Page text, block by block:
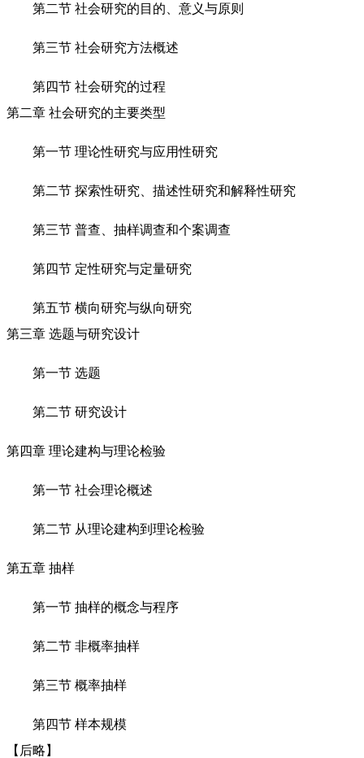
第二节 社会研究的目的、意义与原则
第三节 社会研究方法概述
第四节 社会研究的过程
第二章 社会研究的主要类型
第一节 理论性研究与应用性研究
第二节 探索性研究、描述性研究和解释性研究
第三节 普查、抽样调查和个案调查
第四节 定性研究与定量研究
第五节 横向研究与纵向研究
第三章 选题与研究设计
第一节 选题
第二节 研究设计
第四章 理论建构与理论检验
第一节 社会理论概述
第二节 从理论建构到理论检验
第五章 抽样
第一节 抽样的概念与程序
第二节 非概率抽样
第三节 概率抽样
第四节 样本规模
【后略】